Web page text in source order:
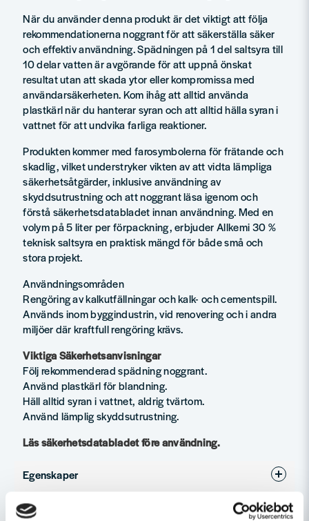
När du använder denna produkt är det viktigt att följa
rekommendationerna noggrant för att säkerställa säker
och effektiv användning. Spädningen på 1 del saltsyra till
10 delar vatten är avgörande för att uppnå önskat
resultat utan att skada ytor eller kompromissa med
användarsäkerheten. Kom ihåg att alltid använda
plastkärl när du hanterar syran och att alltid hälla syran i
vattnet för att undvika farliga reaktioner.
Produkten kommer med farosymbolerna för frätande och
skadlig, vilket understryker vikten av att vidta lämpliga
säkerhetsåtgärder, inklusive användning av
skyddsutrustning och att noggrant läsa igenom och
förstå säkerhetsdatabladet innan användning. Med en
volym på 5 liter per förpackning, erbjuder Allkemi 30 %
teknisk saltsyra en praktisk mängd för både små och
stora projekt.
Användningsområden
Rengöring av kalkutfällningar och kalk- och cementspill.
Används inom byggindustrin, vid renovering och i andra
miljöer där kraftfull rengöring krävs.
Viktiga Säkerhetsanvisningar
Följ rekommenderad spädning noggrant.
Använd plastkärl för blandning.
Häll alltid syran i vattnet, aldrig tvärtom.
Använd lämplig skyddsutrustning.
Läs säkerhetsdatabladet före användning.
Egenskaper
Skrymmande
Ställ en produktfråga